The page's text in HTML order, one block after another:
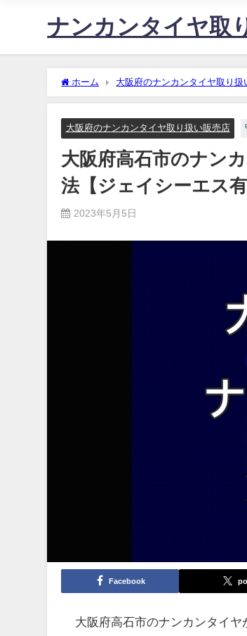
ナンカンタイヤ取
ホーム 大阪府のナンカンタイヤ取り扱
エス有限会社】
大阪府のナンカンタイヤ取り扱い販売店
大阪府高石市のナン
法【ジェイシーエス有
2023年5月5日
Facebook
大阪府高石市のナンカンタイヤ